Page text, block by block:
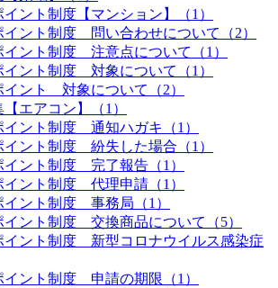
ント制度【マンション】（1）
イント制度 問い合わせについて（2）
イント制度 注意点について（1）
イント制度 対象について（1）
イント 対象について（2）
エアコン】（1）
イント制度 通知ハガキ（1）
イント制度 紛失した場合（1）
イント制度 完了報告（1）
イント制度 代理申請（1）
イント制度 事務局（1）
イント制度 交換商品について（5）
イント制度 新型コロナウイルス感染症
イント制度 申請の期限（1）